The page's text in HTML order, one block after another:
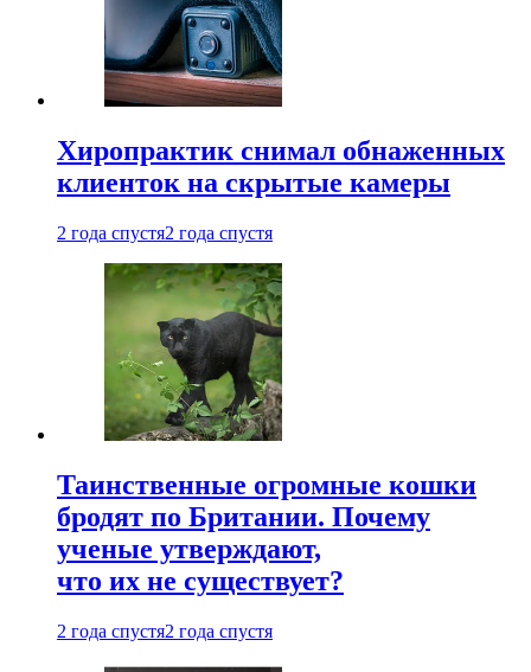
Хиропрактик снимал обнаженных
клиенток на скрытые камеры
2 года спустя2 года спустя
Таинственные огромные кошки
бродят по Британии. Почему
ученые утверждают,
что их не существует?
2 года спустя2 года спустя